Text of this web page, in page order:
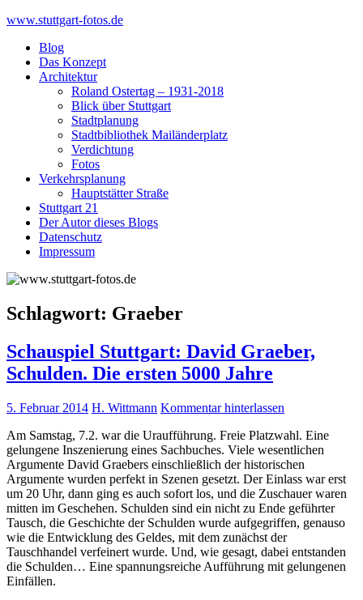
Skip
content
www.stuttgart-fotos.de
Blog
Das Konzept
Architektur
Roland Ostertag – 1931-2018
Blick über Stuttgart
Stadtplanung
Stadtbibliothek Mailänderplatz
Verdichtung
Fotos
Verkehrsplanung
Hauptstätter Straße
Stuttgart 21
Der Autor dieses Blogs
Datenschutz
Impressum
Schlagwort: Graeber
Schauspiel Stuttgart: David Graeber,
Schulden. Die ersten 5000 Jahre
5. Februar 2014 H. Wittmann Kommentar hinterlassen
Am Samstag, 7.2. war die Uraufführung. Freie Platzwahl. Eine
gelungene Inszenierung eines Sachbuches. Viele wesentlichen
Argumente David Graebers einschließlich der historischen
Argumente wurden perfekt in Szenen gesetzt. Der Einlass war erst
um 20 Uhr, dann ging es auch sofort los, und die Zuschauer waren
mitten im Geschehen. Schulden sind ein nicht zu Ende geführter
Tausch, die Geschichte der Schulden wurde aufgegriffen, genauso
wie die Entwicklung des Geldes, mit dem zunächst der
Tauschhandel verfeinert wurde. Und, wie gesagt, dabei entstanden
die Schulden… Eine spannungsreiche Aufführung mit gelungenen
Einfällen.